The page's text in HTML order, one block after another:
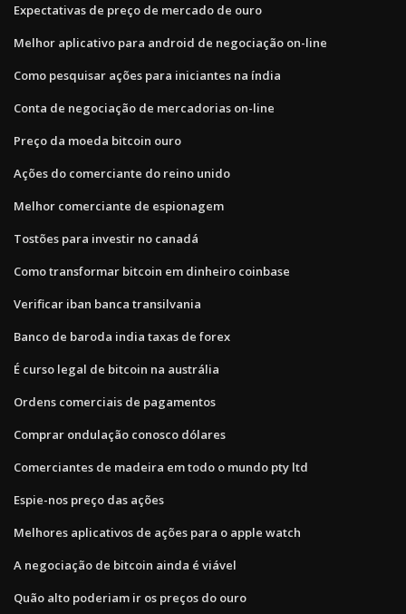
Expectativas de preço de mercado de ouro
Melhor aplicativo para android de negociação on-line
Como pesquisar ações para iniciantes na índia
Conta de negociação de mercadorias on-line
Preço da moeda bitcoin ouro
Ações do comerciante do reino unido
Melhor comerciante de espionagem
Tostões para investir no canadá
Como transformar bitcoin em dinheiro coinbase
Verificar iban banca transilvania
Banco de baroda india taxas de forex
É curso legal de bitcoin na austrália
Ordens comerciais de pagamentos
Comprar ondulação conosco dólares
Comerciantes de madeira em todo o mundo pty ltd
Espie-nos preço das ações
Melhores aplicativos de ações para o apple watch
A negociação de bitcoin ainda é viável
Quão alto poderiam ir os preços do ouro